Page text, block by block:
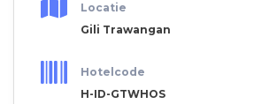
Locatie
Gili Trawangan
Hotelcode
H-ID-GTWHOS